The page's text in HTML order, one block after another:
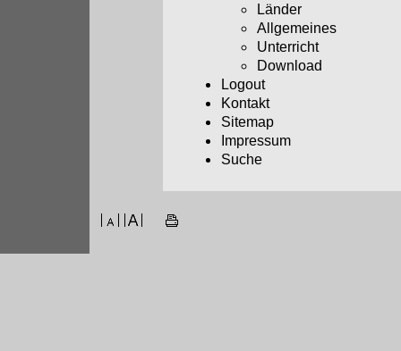
Länder
Allgemeines
Unterricht
Download
Logout
Kontakt
Sitemap
Impressum
Suche